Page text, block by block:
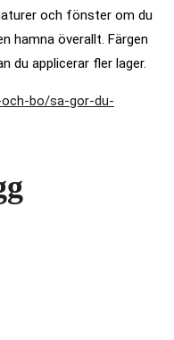
och fönster om du
hamna överallt. Färgen
du applicerar fler lager.
och-bo/sa-gor-du-